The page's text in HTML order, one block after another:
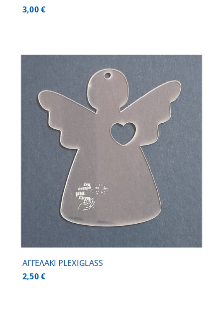
3,00€
ΑΓΓΕΛΑΚΙ PLEXIGLASS
2,50€